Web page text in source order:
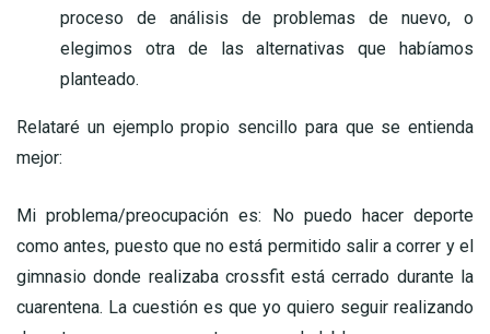
proceso de análisis de problemas de nuevo, o
elegimos otra de las alternativas que habíamos
planteado.
Relataré un ejemplo propio sencillo para que se entienda
mejor:
Mi problema/preocupación es: No puedo hacer deporte
como antes, puesto que no está permitido salir a correr y el
gimnasio donde realizaba crossfit está cerrado durante la
cuarentena. La cuestión es que yo quiero seguir realizando